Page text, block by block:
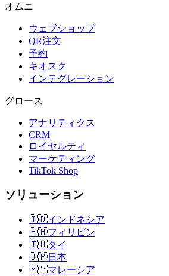
オムニ
ウェブショップ
QR注文
予約
キオスク
インテグレーション
グロース
アナリティクス
CRM
ロイヤルティ
マーケティング
TikTok Shop
ソリューション
🇮🇩インドネシア
🇵🇭フィリピン
🇹🇭タイ
🇯🇵日本
🇲🇾マレーシア